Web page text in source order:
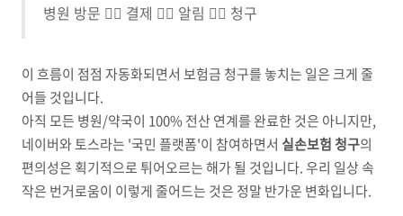
병원 방문 👉🏻 결제 👉🏻 알림 👉🏻 청구
이 흐름이 점점 자동화되면서 보험금 청구를 놓치는 일은 크게 줄
어들 것입니다.
아직 모든 병원/약국이 100% 전산 연계를 완료한 것은 아니지만,
네이버와 토스라는 '국민 플랫폼'이 참여하면서 실손보험 청구의
편의성은 획기적으로 튀어오르는 해가 될 것입니다. 우리 일상 속
작은 번거로움이 이렇게 줄어드는 것은 정말 반가운 변화입니다.